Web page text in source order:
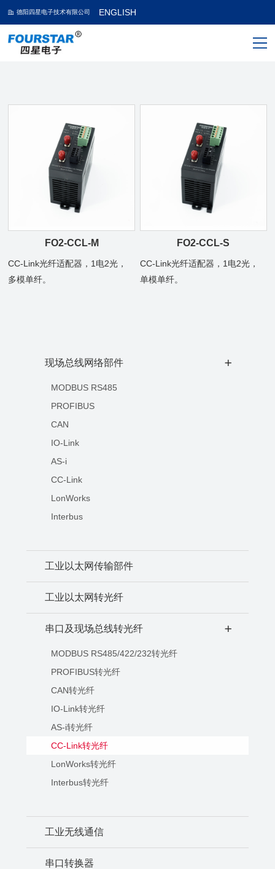
德阳四星电子技术有限公司 ENGLISH
现场总线网络部件 +
MODBUS RS485
PROFIBUS
CAN
IO-Link
AS-i
CC-Link
LonWorks
Interbus
工业以太网传输部件
工业以太网转光纤
串口及现场总线转光纤 +
MODBUS RS485/422/232转光纤
PROFIBUS转光纤
CAN转光纤
IO-Link转光纤
AS-i转光纤
CC-Link转光纤
LonWorks转光纤
Interbus转光纤
工业无线通信
串口转换器
FO2-CCL-M
CC-Link光纤适配器，1电2光，
多模单纤。
FO2-CCL-S
CC-Link光纤适配器，1电2光，
单模单纤。